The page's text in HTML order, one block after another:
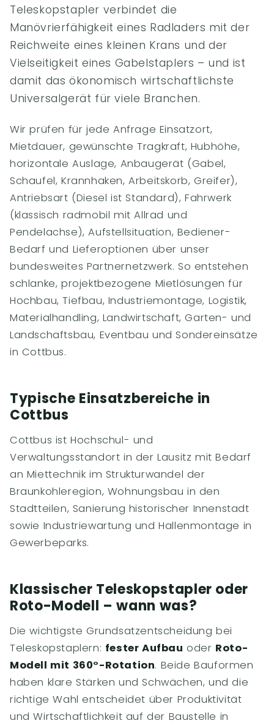
Teleskopstapler verbindet die
Manövrierfähigkeit eines Radladers mit der
Reichweite eines kleinen Krans und der
Vielseitigkeit eines Gabelstaplers – und ist
damit das ökonomisch wirtschaftlichste
Universalgerät für viele Branchen.
Wir prüfen für jede Anfrage Einsatzort,
Mietdauer, gewünschte Tragkraft, Hubhöhe,
horizontale Auslage, Anbaugerät (Gabel,
Schaufel, Krannhaken, Arbeitskorb, Greifer),
Antriebsart (Diesel ist Standard), Fahrwerk
(klassisch radmobil mit Allrad und
Pendelachse), Aufstellsituation, Bediener-
Bedarf und Lieferoptionen über unser
bundesweites Partnernetzwerk. So entstehen
schlanke, projektbezogene Mietlösungen für
Hochbau, Tiefbau, Industriemontage, Logistik,
Materialhandling, Landwirtschaft, Garten- und
Landschaftsbau, Eventbau und Sondereinsätze
in Cottbus.
Typische Einsatzbereiche in
Cottbus
Cottbus ist Hochschul- und
Verwaltungsstandort in der Lausitz mit Bedarf
an Miettechnik im Strukturwandel der
Braunkohleregion, Wohnungsbau in den
Stadtteilen, Sanierung historischer Innenstadt
sowie Industriewartung und Hallenmontage in
Gewerbeparks.
Klassischer Teleskopstapler oder
Roto-Modell – wann was?
Die wichtigste Grundsatzentscheidung bei
Teleskopstaplern: fester Aufbau oder Roto-
Modell mit 360°-Rotation. Beide Bauformen
haben klare Stärken und Schwächen, und die
richtige Wahl entscheidet über Produktivität
und Wirtschaftlichkeit auf der Baustelle in